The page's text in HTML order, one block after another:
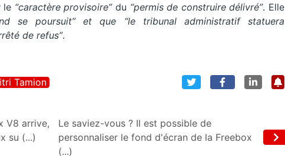
le “caractère provisoire”du “permis de construire délivré”. Elle
se poursuit” et que “le tribunal administratif statuera
de refus”.
Tamion
V8 arrive,
su (...)
Le saviez-vous ? Il est possible de
personnaliser le fond d'écran de la Freebox
(...)